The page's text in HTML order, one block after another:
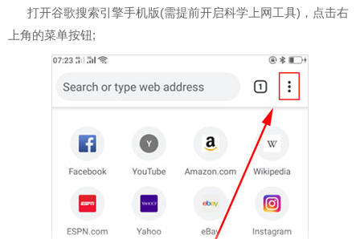
打开谷歌搜索引擎手机版(需提前开启科学上网工具)，点击右
上角的菜单按钮;